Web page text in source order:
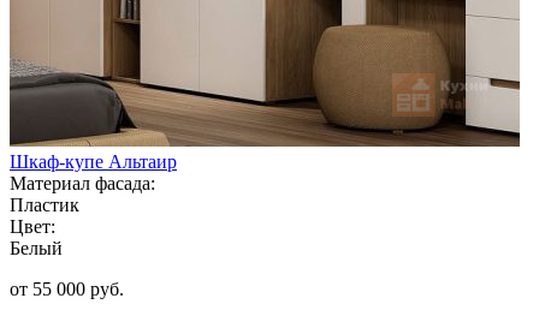
Шкаф-купе Альтаир
Материал фасада:
Пластик
Цвет:
Белый
от 55 000 руб.